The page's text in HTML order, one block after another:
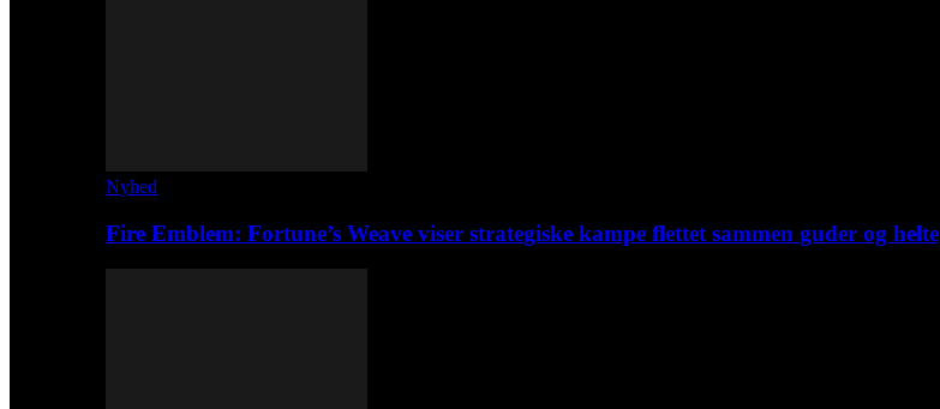
Nyhed
Fire Emblem: Fortune’s Weave viser strategiske kampe flettet sammen guder og helte